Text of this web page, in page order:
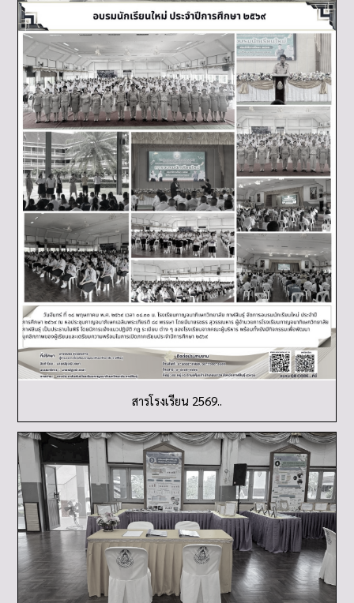
สารโรงเรียน 2569..